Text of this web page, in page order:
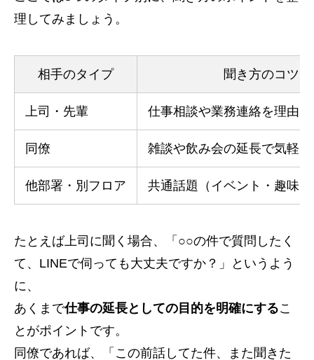
理してみましょう。
相手のタイプ 聞き方のコツ
上司・先輩 仕事相談や業務連絡を理由
同僚 雑談や飲み会の延長で気軽
他部署・別フロア 共通話題（イベント・趣味
たとえば上司に聞く場合、「○○の件で質問したく
て、LINEで伺っても大丈夫ですか？」というよう
に、
あくまで仕事の延長としての目的を明確にするこ
とがポイントです。
同僚であれば、「この前話してた件、また聞きた